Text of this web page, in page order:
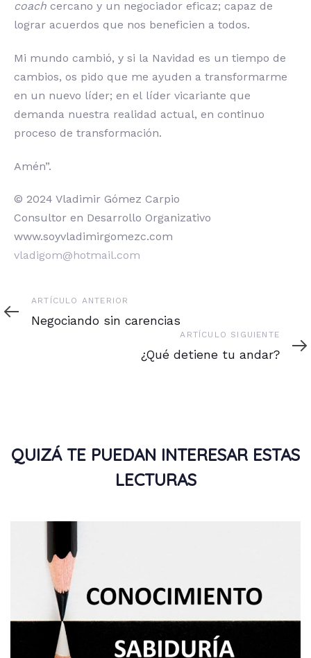
coach cercano y un negociador eficaz; capaz de
lograr acuerdos que nos beneficien a todos.
Mi mundo cambió, y si la Navidad es un tiempo de
cambios, os pido que me ayuden a transformarme
en un nuevo líder; en el líder vicariante que
demanda nuestra realidad actual, en continuo
proceso de transformación.
Amén”.
© 2024 Vladimir Gómez Carpio
Consultor en Desarrollo Organizativo
www.soyvladimirgomezc.com
vladigom@hotmail.com
Artículo
anterior
ARTÍCULO ANTERIOR
Negociando sin carencias
Artículo
siguiente
ARTÍCULO SIGUIENTE
¿Qué detiene tu andar?
QUIZÁ TE PUEDAN INTERESAR ESTAS
LECTURAS